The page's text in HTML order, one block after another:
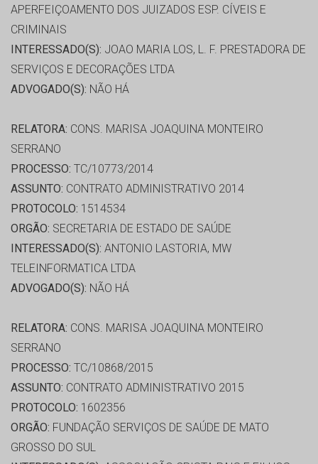
APERFEIÇOAMENTO DOS JUIZADOS ESP. CÍVEIS E
CRIMINAIS
INTERESSADO(S): JOAO MARIA LOS, L. F. PRESTADORA DE
SERVIÇOS E DECORAÇÕES LTDA
ADVOGADO(S): NÃO HÁ
RELATORA: CONS. MARISA JOAQUINA MONTEIRO
SERRANO
PROCESSO: TC/10773/2014
ASSUNTO: CONTRATO ADMINISTRATIVO 2014
PROTOCOLO: 1514534
ORGÃO: SECRETARIA DE ESTADO DE SAÚDE
INTERESSADO(S): ANTONIO LASTORIA, MW
TELEINFORMATICA LTDA
ADVOGADO(S): NÃO HÁ
RELATORA: CONS. MARISA JOAQUINA MONTEIRO
SERRANO
PROCESSO: TC/10868/2015
ASSUNTO: CONTRATO ADMINISTRATIVO 2015
PROTOCOLO: 1602356
ORGÃO: FUNDAÇÃO SERVIÇOS DE SAÚDE DE MATO
GROSSO DO SUL